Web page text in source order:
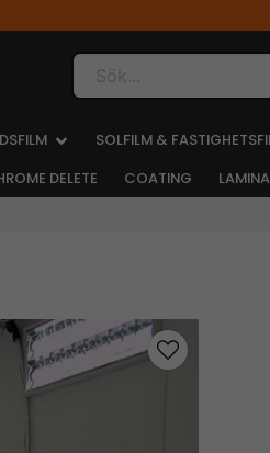
Sök...
SOLFILM &
DELETE COATING